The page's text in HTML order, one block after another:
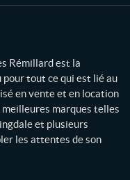
Rémillard est la
tout ce qui est lié au
en vente et en location
marques telles
et plusieurs
les attentes de son